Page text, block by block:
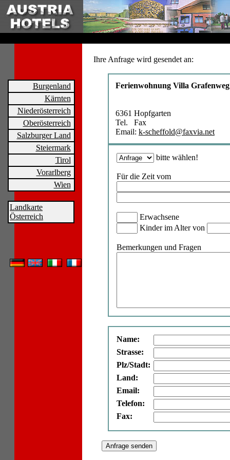
Burgenland
Kärnten
Niederösterreich
Oberösterreich
Salzburger Land
Steiermark
Tirol
Vorarlberg
Wien
Landkarte
Österreich
Ihre Anfrage wird gesendet an:
Ferienwohnung Villa Grafenweg
6361 Hopfgarten
Tel. Fax
Email: k-scheffold@faxvia.net
bitte wählen!
Für die Zeit vom
Erwachsene
Kinder im Alter von
Bemerkungen und Fragen
Name:
Strasse:
Plz/Stadt:
Land:
Email:
Telefon:
Fax: